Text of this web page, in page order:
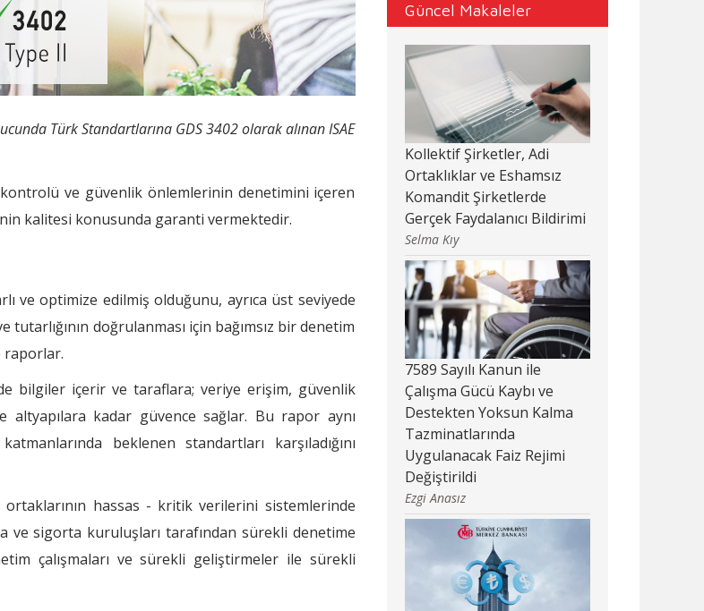
Türk Standartlarına GDS 3402 olarak alınan ISAE
ve güvenlik önlemlerinin denetimini içeren
kalitesi konusunda garanti vermektedir.
ve optimize edilmiş olduğunu, ayrıca üst seviyede
doğrulanması için bağımsız bir denetim
raporlar.
bilgiler içerir ve taraflara; veriye erişim, güvenlik
kadar güvence sağlar. Bu rapor aynı
beklenen standartları karşıladığını
hassas - kritik verilerini sistemlerinde
ve sigorta kuruluşları tarafından sürekli denetime
çalışmaları ve sürekli geliştirmeler ile sürekli
Güncel Makaleler
Kollektif Şirketler, Adi
Ortaklıklar ve Eshamsız
Komandit Şirketlerde
Gerçek Faydalanıcı Bildirimi
Selma Kıy
7589 Sayılı Kanun ile
Çalışma Gücü Kaybı ve
Destekten Yoksun Kalma
Tazminatlarında
Uygulanacak Faiz Rejimi
Değiştirildi
Ezgi Anasız